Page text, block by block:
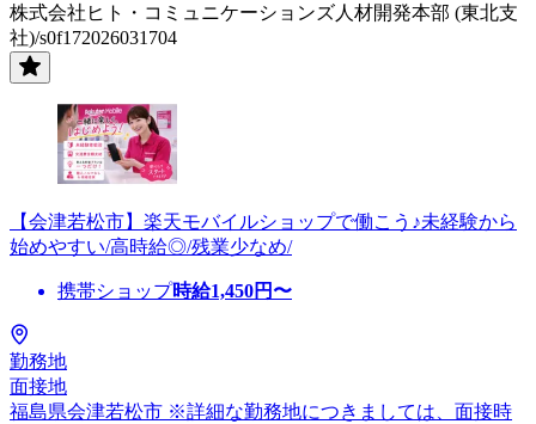
株式会社ヒト・コミュニケーションズ人材開発本部 (東北支
社)/s0f172026031704
【会津若松市】楽天モバイルショップで働こう♪未経験から
始めやすい/高時給◎/残業少なめ/
携帯ショップ時給1,450円〜
勤務地
面接地
福島県会津若松市 ※詳細な勤務地につきましては、面接時